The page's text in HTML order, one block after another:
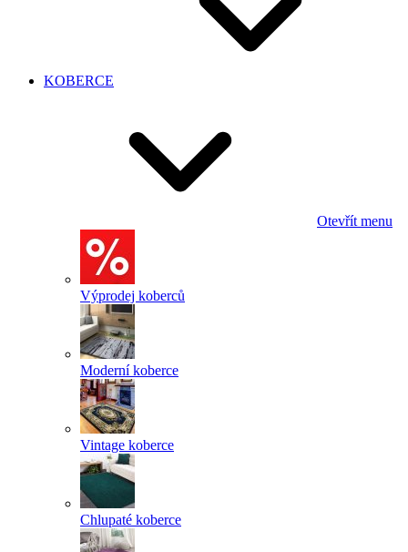
KOBERCE
Otevřít menu
Výprodej koberců
Moderní koberce
Vintage koberce
Chlupaté koberce